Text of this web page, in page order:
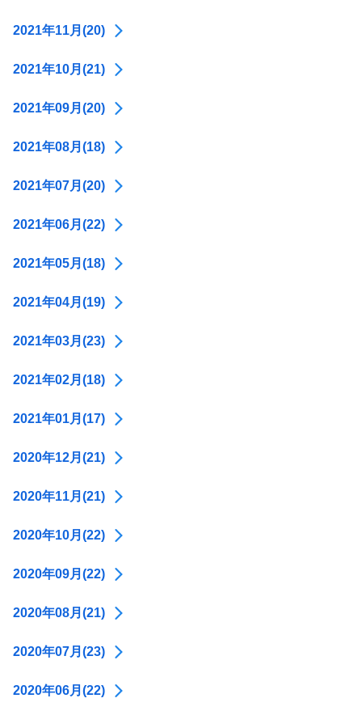
2021年11月(20)
2021年10月(21)
2021年09月(20)
2021年08月(18)
2021年07月(20)
2021年06月(22)
2021年05月(18)
2021年04月(19)
2021年03月(23)
2021年02月(18)
2021年01月(17)
2020年12月(21)
2020年11月(21)
2020年10月(22)
2020年09月(22)
2020年08月(21)
2020年07月(23)
2020年06月(22)